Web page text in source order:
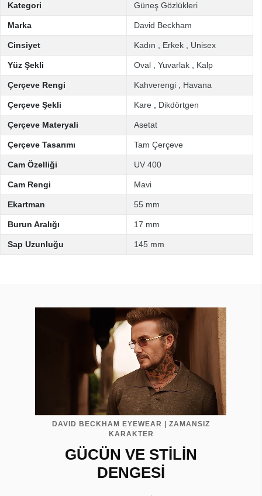
Kategori Güneş Gözlükleri
Marka David Beckham
Cinsiyet Kadın Erkek Unisex
Yüz Şekli Oval Yuvarlak Kalp
Çerçeve Rengi Kahverengi Havana
Çerçeve Şekli Kare Dikdörtgen
Çerçeve Materyali Asetat
Çerçeve Tasarımı Tam Çerçeve
Cam Özelliği UV 400
Cam Rengi Mavi
Ekartman 55 mm
Burun Aralığı 17 mm
Sap Uzunluğu 145 mm
DAVID BECKHAM EYEWEAR | ZAMANSIZ
KARAKTER
GÜCÜN VE STİLİN
DENGESİ